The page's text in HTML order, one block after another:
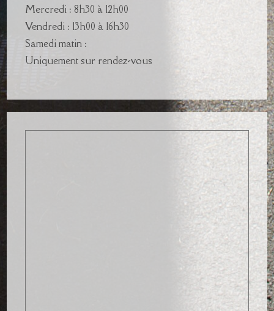
Mercredi : 8h30 à 12h00
Vendredi : 13h00 à 16h30
Samedi matin :
Uniquement sur rendez-vous